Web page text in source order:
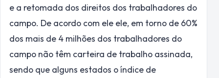
e a retomada dos direitos dos trabalhadores do
campo. De acordo com ele ele, em torno de 60%
dos mais de 4 milhões dos trabalhadores do
campo não têm carteira de trabalho assinada,
sendo que alguns estados o índice de